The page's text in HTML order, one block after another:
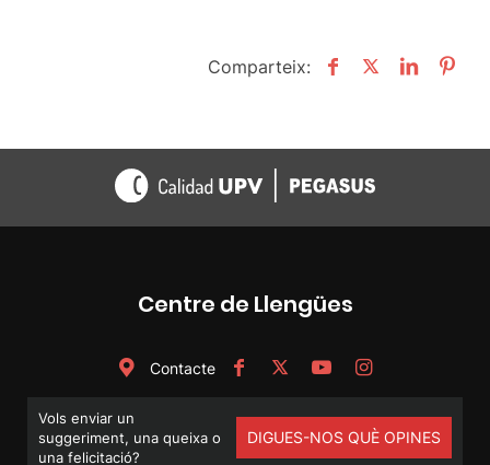
Comparteix:
Centre de Llengües
Contacte
Vols enviar un
suggeriment, una queixa o
una felicitació?
DIGUES-NOS QUÈ OPINES